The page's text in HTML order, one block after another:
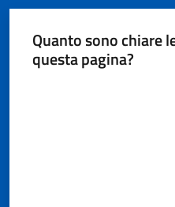
Quanto sono chiare
questa pagina?